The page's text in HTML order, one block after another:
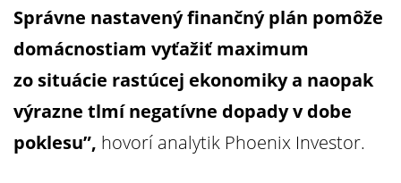
Správne nastavený finančný plán pomôže
domácnostiam vyťažiť maximum
zo situácie rastúcej ekonomiky a naopak
výrazne tlmí negatívne dopady v dobe
poklesu”, hovorí analytik Phoenix Investor.